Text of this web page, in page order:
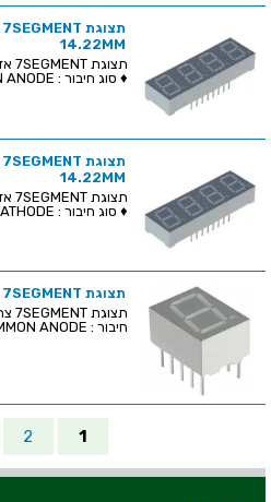
14.22MM
♦ סוג חיבור : COMMON ANODE ♦ עוצמת ...
14.22MM
♦ סוג חיבור : COMMON CATHODE ♦ עוצמ...
תצוגת 7SEGMENT צהובה - ספרה אחת - 13.2MM
חיבור : COMMON ANODE ♦ עוצמת הארה : 4.7MC...
1
2